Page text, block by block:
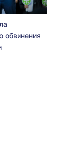
обвинения